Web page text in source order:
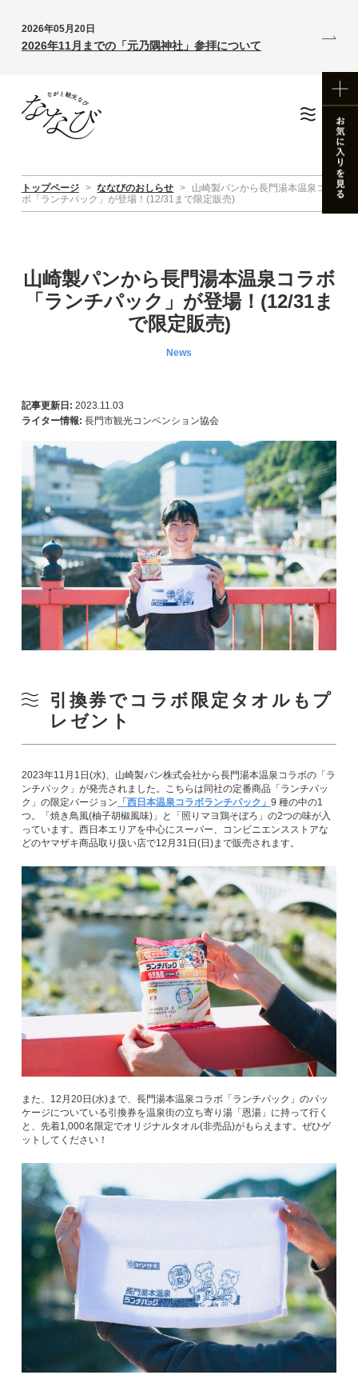
2026年05月20日
2026年11月までの「元乃隅神社」参拝について
トップページ > ななびのおしらせ >
山崎製パンから長門湯本温泉コラ
ボ「ランチパック」が登場！(12/31まで限定販売)
山崎製パンから長門湯本温泉コラボ
「ランチパック」が登場！(12/31ま
で限定販売)
News
記事更新日: 2023.11.03
ライター情報: 長門市観光コンベンション協会
引換券でコラボ限定タオルもプ
レゼント
2023年11月1日(水)、山崎製パン株式会社から長門湯本温泉コラボの「ラ
ンチパック」が発売されました。こちらは同社の定番商品「ランチパッ
ク」の限定バージョン 「西日本温泉コラボランチパック」 9 種の中の1
つ。「焼き鳥風(柚子胡椒風味)」と「照りマヨ鶏そぼろ」の2つの味が入
っています。西日本エリアを中心にスーパー、コンビニエンスストアな
どのヤマザキ商品取り扱い店で12月31日(日)まで販売されます。
また、12月20日(水)まで、長門湯本温泉コラボ「ランチパック」のパッ
ケージについている引換券を温泉街の立ち寄り湯「恩湯」に持って行く
と、先着1,000名限定でオリジナルタオル(非売品)がもらえます。ぜひゲ
ットしてください！